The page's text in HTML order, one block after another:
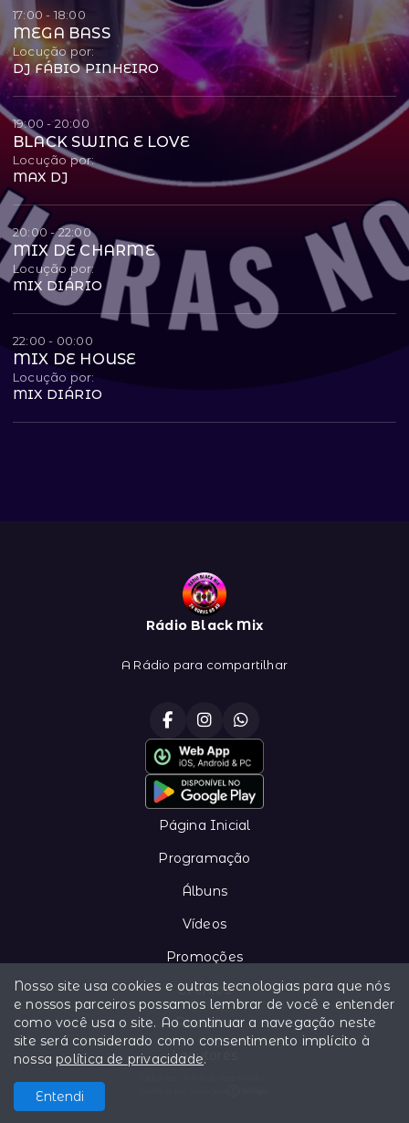
17:00 - 18:00
MEGA BASS
Locução por:
DJ FÁBIO PINHEIRO
19:00 - 20:00
BLACK SWING E LOVE
Locução por:
MAX DJ
20:00 - 22:00
MIX DE CHARME
Locução por:
MIX DIÁRIO
22:00 - 00:00
MIX DE HOUSE
Locução por:
MIX DIÁRIO
Rádio Black Mix
A Rádio para compartilhar
Página Inicial
Programação
Álbuns
Vídeos
Promoções
Eventos
Recados
Locutores
Nosso site usa cookies e outras tecnologias para que nós
e nossos parceiros possamos lembrar de você e entender
como você usa o site. Ao continuar a navegação neste
site será considerado como consentimento implícito à
nossa política de privacidade.
Entendi